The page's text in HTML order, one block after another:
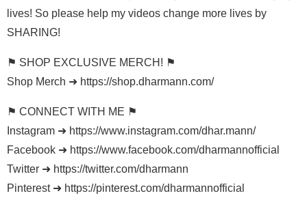
lives! So please help my videos change more lives by
SHARING!
⚑ SHOP EXCLUSIVE MERCH! ⚑
Shop Merch ➜ https://shop.dharmann.com/
⚑ CONNECT WITH ME ⚑
Instagram ➜ https://www.instagram.com/dhar.mann/
Facebook ➜ https://www.facebook.com/dharmannofficial
Twitter ➜ https://twitter.com/dharmann
Pinterest ➜ https://pinterest.com/dharmannofficial